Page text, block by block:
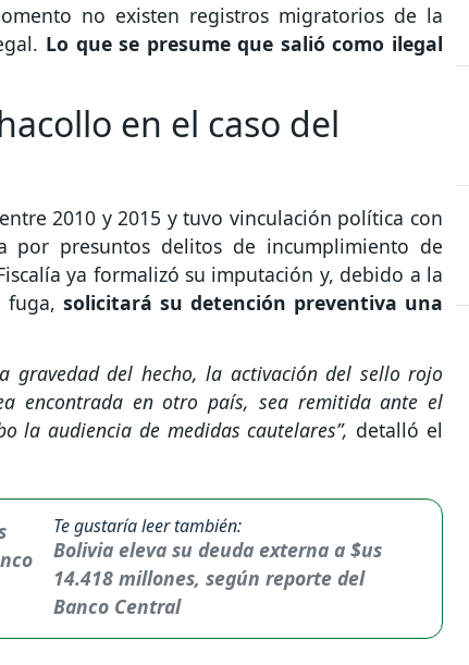
no existen registros migratorios de la
Lo que se presume que salió como ilegal
en el caso del
2010 y 2015 y tuvo vinculación política con
por presuntos delitos de incumplimiento de
ya formalizó su imputación y, debido a la
fuga, solicitará su detención preventiva una
gravedad del hecho, la activación del sello rojo
encontrada en otro país, sea remitida ante el
la audiencia de medidas cautelares”, detalló el
Te gustaría leer también:
Bolivia eleva su deuda externa a $us
14.418 millones, según reporte del
Banco Central